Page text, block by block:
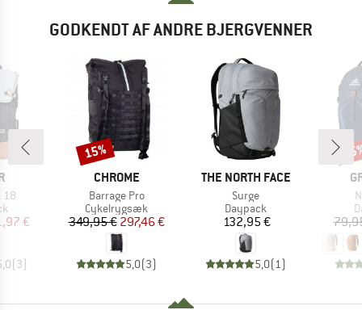
GODKENDT AF ANDRE BJERGVENNER
18
pris
€
(3)
MÆRKE
CHROME
Artikel
Barrage Pro
Produktgruppe
Cykelrygsæk
Pris
349,95 €Nedsat pris
297,46 €
5,0(3)
Rabat
15%
MÆRKE
THE NORTH FACE
Artikel
Surge
Produktgruppe
Daypack
Pris
132,95 €
5,0(1)